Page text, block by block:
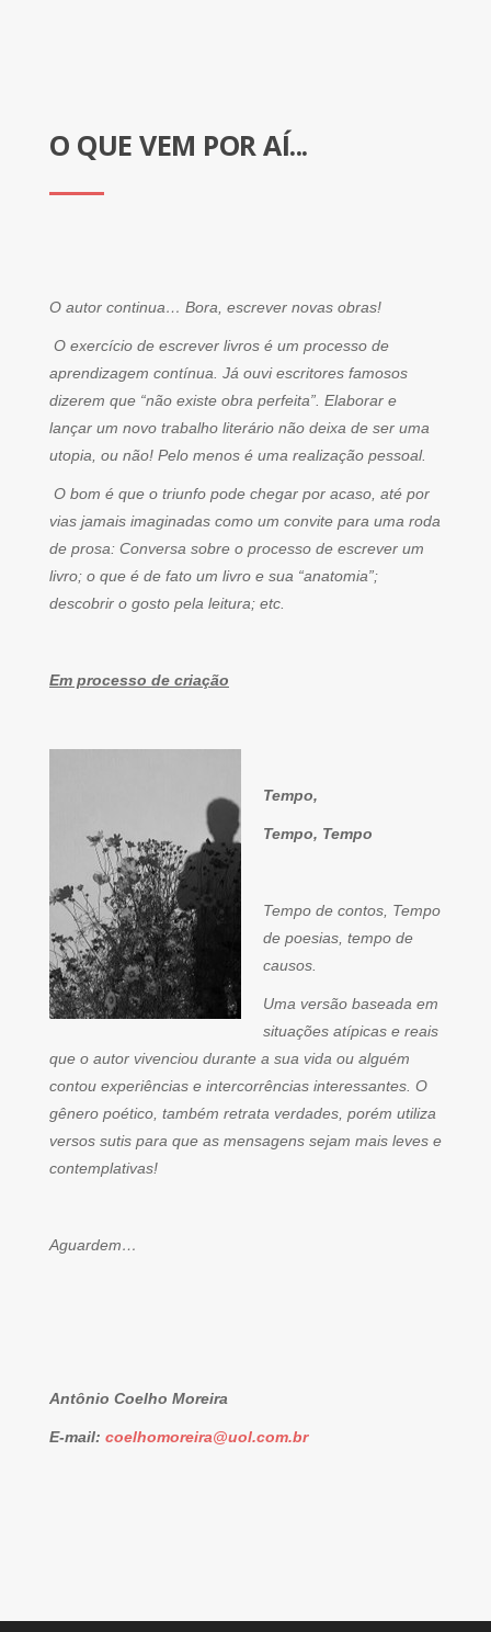
O QUE VEM POR AÍ...
O autor continua… Bora, escrever novas obras!
O exercício de escrever livros é um processo de
aprendizagem contínua. Já ouvi escritores famosos
dizerem que “não existe obra perfeita”. Elaborar e
lançar um novo trabalho literário não deixa de ser uma
utopia, ou não! Pelo menos é uma realização pessoal.
O bom é que o triunfo pode chegar por acaso, até por
vias jamais imaginadas como um convite para uma roda
de prosa: Conversa sobre o processo de escrever um
livro; o que é de fato um livro e sua “anatomia”;
descobrir o gosto pela leitura; etc.
Em processo de criação
Tempo,
Tempo, Tempo
Tempo de contos, Tempo
de poesias, tempo de
causos.
Uma versão baseada em
situações atípicas e reais
que o autor vivenciou durante a sua vida ou alguém
contou experiências e intercorrências interessantes. O
gênero poético, também retrata verdades, porém utiliza
versos sutis para que as mensagens sejam mais leves e
contemplativas!
Aguardem…
Antônio Coelho Moreira
E-mail: coelhomoreira@uol.com.br